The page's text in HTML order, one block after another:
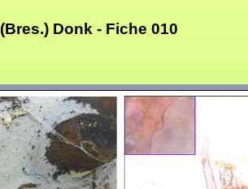
(Bres.) Donk - Fiche 010